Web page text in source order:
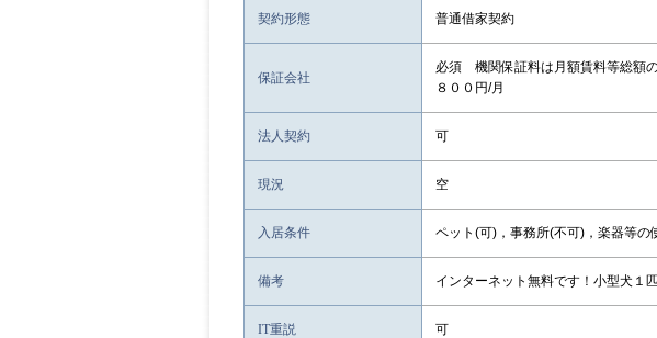
契約形態 普通借家契約
保証会社
必須 機関保証料は月額賃料等総額
８００円/月
法人契約 可
現況 空
入居条件 ペット(可)，事務所(不可)，楽器等
備考 インターネット無料です！小型犬１
IT重説 可